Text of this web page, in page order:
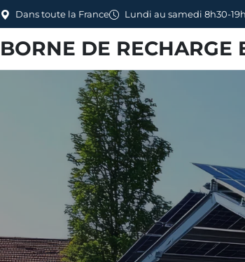
Dans toute la France Lundi au samedi 8h30-19h
BORNE DE RECHARGE